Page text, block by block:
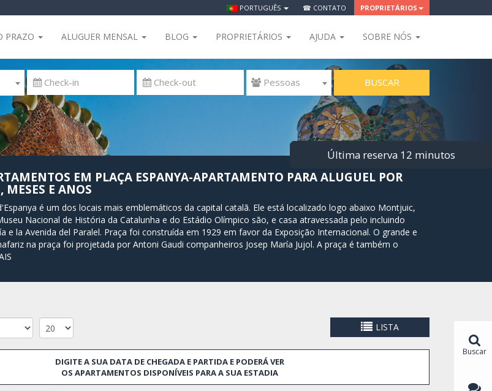
PORTUGUÊS ☎ CONTATO PROPRIETÁRIOS
PRAZO ALUGUER MENSAL BLOG PROPRIETÁRIOS AJUDA SOBRE NÓS
 Pessoas BUSCAR
EM PLAÇA ESPANYA-APARTAMENTO PARA ALUGUEL POR
MESES E ANOS
é um dos locais mais emblemáticos da capital catalã. Ele está localizado logo abaixo Montjuic,
Nacional de História da Catalunha e do Estádio Olímpico são, e casa atravessada pelo incluindo
e la Avenida del Paralel. Praça foi construída em 1929 em favor da Exposição Internacional. O grande e
na praça foi projetada por Antoni Gaudi companheiros Josep María Jujol. A praça é também o
e amado choppingcentret Arenas está situado num impressionante edifício projectado pelo arquitecto
tanto para os sites de centro e à praia em Barcelona.
LISTA
DIGITE A SUA DATA DE CHEGADA E PARTIDA E PODERÁ VER
OS APARTAMENTOS DISPONÍVEIS PARA A SUA ESTADIA
Última reserva 12 minutos
Buscar